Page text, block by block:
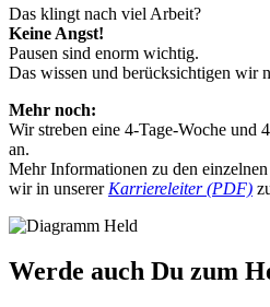
Das klingt nach viel Arbeit?
Keine Angst!
Pausen sind enorm wichtig.
Das wissen und berücksichtigen wir
Mehr noch:
Wir streben eine 4-Tage-Woche und
an.
Mehr Informationen zu den
wir in unserer Karriereleiter (PDF)
Werde auch Du zum